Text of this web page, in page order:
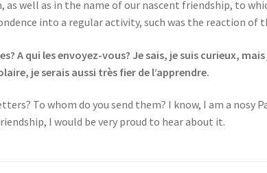
well as in the name of our nascent friendship, to
into a regular activity, such was the reaction of
A qui les envoyez-vous? Je sais, je suis curieux, mais
je serais aussi très fier de l’apprendre.
To whom do you send them? I know, I am a nosy
I would be very proud to hear about it.